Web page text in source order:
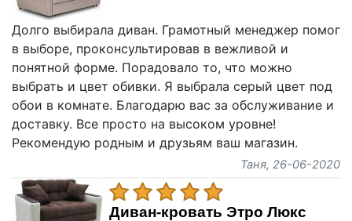
Долго выбирала диван. Грамотный менеджер помог
в выборе, проконсультировав в вежливой и
понятной форме. Порадовало то, что можно
выбрать и цвет обивки. Я выбрала серый цвет под
обои в комнате. Благодарю вас за обслуживание и
доставку. Все просто на высоком уровне!
Рекомендую родным и друзьям ваш магазин.
Таня, 26-06-2020
Диван-кровать Этро Люкс